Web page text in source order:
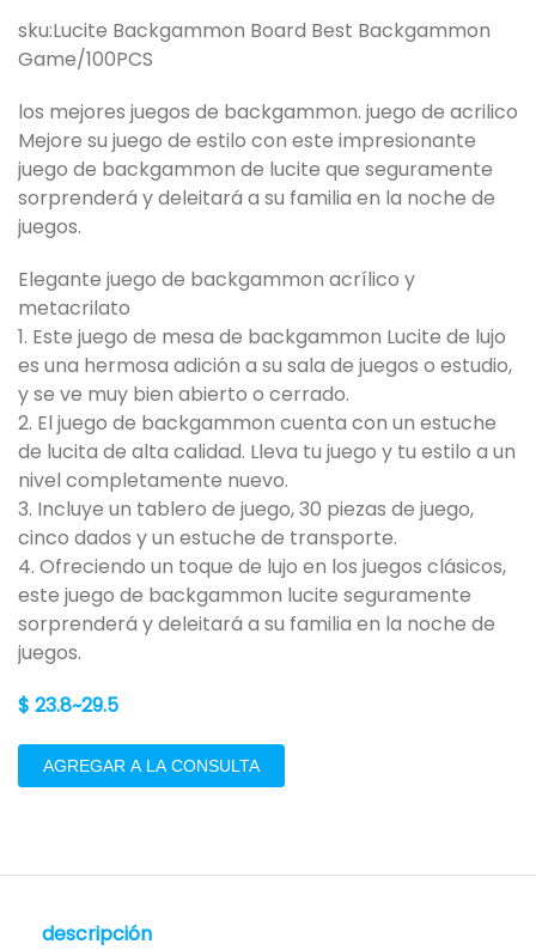
sku:Lucite Backgammon Board Best Backgammon
Game/100PCS
los mejores juegos de backgammon. juego de acrilico
Mejore su juego de estilo con este impresionante
juego de backgammon de lucite que seguramente
sorprenderá y deleitará a su familia en la noche de
juegos.
Elegante juego de backgammon acrílico y
metacrilato
1. Este juego de mesa de backgammon Lucite de lujo
es una hermosa adición a su sala de juegos o estudio,
y se ve muy bien abierto o cerrado.
2. El juego de backgammon cuenta con un estuche
de lucita de alta calidad. Lleva tu juego y tu estilo a un
nivel completamente nuevo.
3. Incluye un tablero de juego, 30 piezas de juego,
cinco dados y un estuche de transporte.
4. Ofreciendo un toque de lujo en los juegos clásicos,
este juego de backgammon lucite seguramente
sorprenderá y deleitará a su familia en la noche de
juegos.
$ 23.8~29.5
AGREGAR A LA CONSULTA
descripción